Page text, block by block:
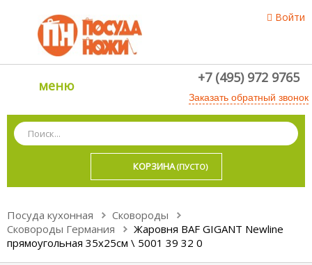
Войти
меню +7 (495) 972 9765
Заказать обратный звонок
КОРЗИНА (ПУСТО)
Посуда кухонная
Сковороды
Сковороды Германия
Жаровня BAF GIGANT Newline
прямоугольная 35x25см \ 5001 39 32 0